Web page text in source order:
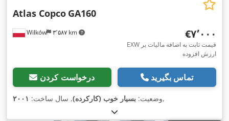
Wilków ۳٬۵۸۷ km
Atlas Copco GA160
‎€۷٬۰۰۰
EXW قیمت ثابت به اضافه مالیات بر
ارزش افزوده
درخواست کردن تماس بگیرید
وضعیت: بسیار خوب (کارکرده), سال ساخت: ۲۰۰۱ ,